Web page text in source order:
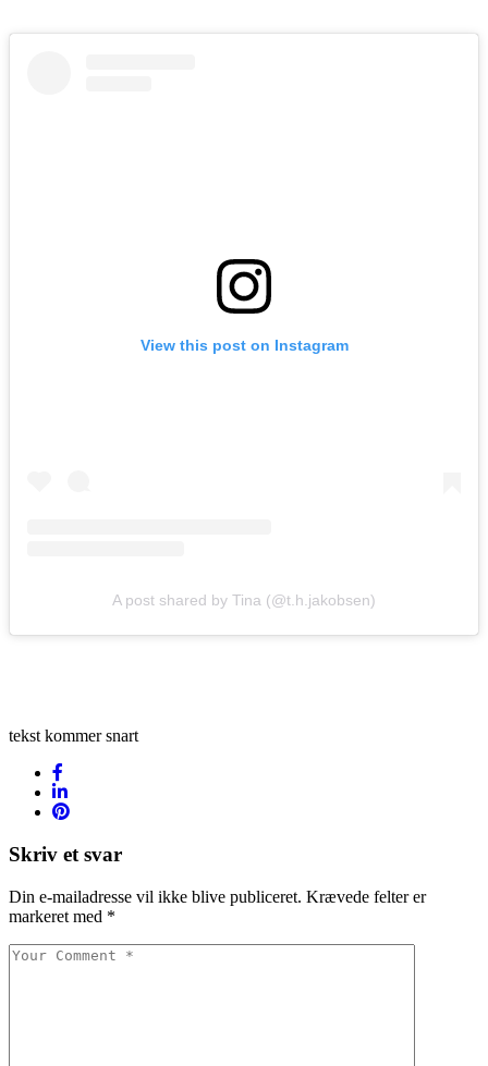
View this post on Instagram
A post shared by Tina (@t.h.jakobsen)
tekst kommer snart
Skriv et svar
Din e-mailadresse vil ikke blive publiceret. Krævede felter er
markeret med *